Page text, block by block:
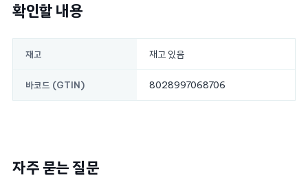
확인할 내용
재고 재고 있음
바코드 (GTIN) 8028997068706
자주 묻는 질문